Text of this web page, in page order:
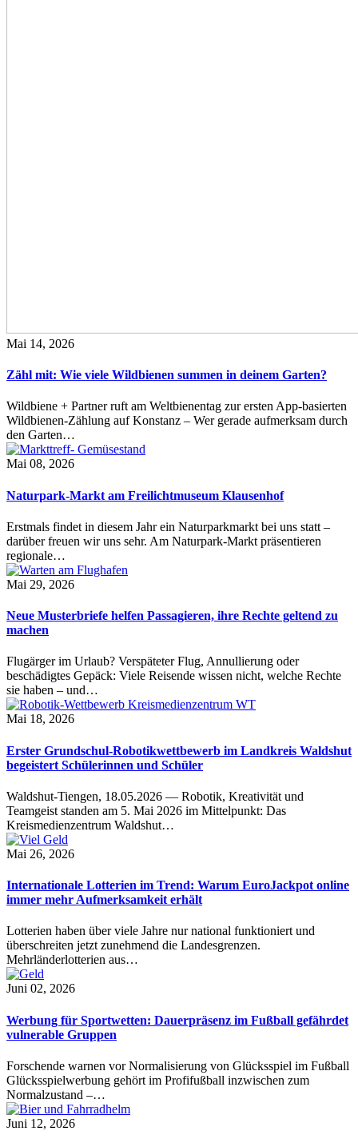
Mai 14, 2026
Zähl mit: Wie viele Wildbienen summen in deinem Garten?
Wildbiene + Partner ruft am Weltbienentag zur ersten App-basierten
Wildbienen-Zählung auf Konstanz – Wer gerade aufmerksam durch
den Garten…
Mai 08, 2026
Naturpark-Markt am Freilichtmuseum Klausenhof
Erstmals findet in diesem Jahr ein Naturparkmarkt bei uns statt –
darüber freuen wir uns sehr. Am Naturpark-Markt präsentieren
regionale…
Mai 29, 2026
Neue Musterbriefe helfen Passagieren, ihre Rechte geltend zu
machen
Flugärger im Urlaub? Verspäteter Flug, Annullierung oder
beschädigtes Gepäck: Viele Reisende wissen nicht, welche Rechte
sie haben – und…
Mai 18, 2026
Erster Grundschul-Robotikwettbewerb im Landkreis Waldshut
begeistert Schülerinnen und Schüler
Waldshut-Tiengen, 18.05.2026 — Robotik, Kreativität und
Teamgeist standen am 5. Mai 2026 im Mittelpunkt: Das
Kreismedienzentrum Waldshut…
Mai 26, 2026
Internationale Lotterien im Trend: Warum EuroJackpot online
immer mehr Aufmerksamkeit erhält
Lotterien haben über viele Jahre nur national funktioniert und
überschreiten jetzt zunehmend die Landesgrenzen.
Mehrländerlotterien aus…
Juni 02, 2026
Werbung für Sportwetten: Dauerpräsenz im Fußball gefährdet
vulnerable Gruppen
Forschende warnen vor Normalisierung von Glücksspiel im Fußball
Glücksspielwerbung gehört im Profifußball inzwischen zum
Normalzustand –…
Juni 12, 2026